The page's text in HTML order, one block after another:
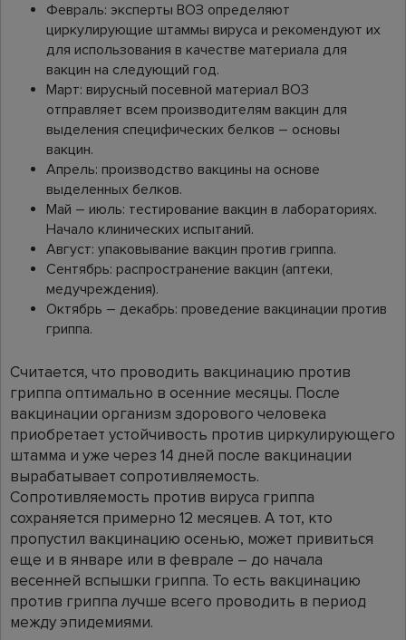
Февраль: эксперты ВОЗ определяют
циркулирующие штаммы вируса и рекомендуют их
для использования в качестве материала для
вакцин на следующий год.
Март: вирусный посевной материал ВОЗ
отправляет всем производителям вакцин для
выделения специфических белков – основы
вакцин.
Апрель: производство вакцины на основе
выделенных белков.
Май – июль: тестирование вакцин в лабораториях.
Начало клинических испытаний.
Август: упаковывание вакцин против гриппа.
Сентябрь: распространение вакцин (аптеки,
медучреждения).
Октябрь – декабрь: проведение вакцинации против
гриппа.
Считается, что проводить вакцинацию против
гриппа оптимально в осенние месяцы. После
вакцинации организм здорового человека
приобретает устойчивость против циркулирующего
штамма и уже через 14 дней после вакцинации
вырабатывает сопротивляемость.
Сопротивляемость против вируса гриппа
сохраняется примерно 12 месяцев. А тот, кто
пропустил вакцинацию осенью, может привиться
еще и в январе или в феврале – до начала
весенней вспышки гриппа. То есть вакцинацию
против гриппа лучше всего проводить в период
между эпидемиями.